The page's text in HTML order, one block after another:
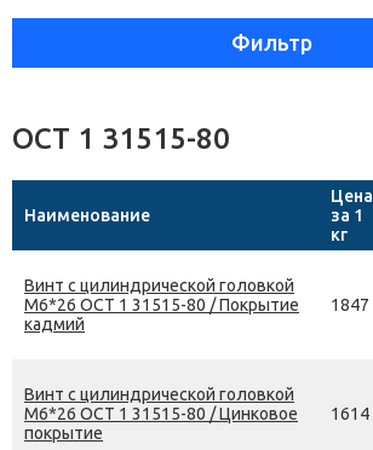
Фильтр
ОСТ 1 31515-80
Наименование
Цена
за 1
кг
Винт с цилиндрической головкой
М6*26 ОСТ 1 31515-80 / Покрытие
кадмий
1847
Винт с цилиндрической головкой
М6*26 ОСТ 1 31515-80 / Цинковое
покрытие
1614